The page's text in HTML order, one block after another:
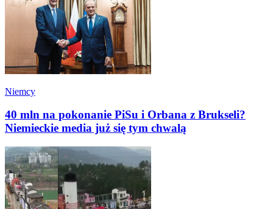
Niemcy
40 mln na pokonanie PiSu i Orbana z Brukseli?
Niemieckie media już się tym chwalą